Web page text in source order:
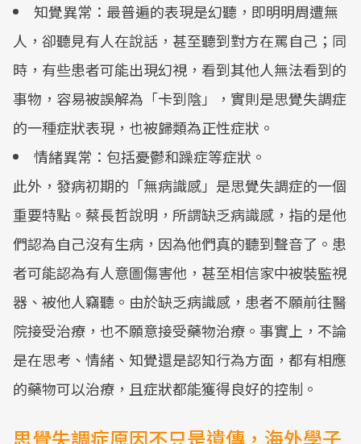
知覺異常：最普遍的表現是幻聽，即明明周遭無
人，卻聽見有人在說話，甚至聽到對方在罵自己；同
時，有些患者可能出現幻視，看到其他人無法看到的
事物，容易被誤解為「卡到陰」，實則是思覺失調症
的一種症狀表現，也被歸類為正性症狀。
情緒異常：包括憂鬱和躁症等症狀。
此外，發病初期的「無病識感」是思覺失調症的一個
重要特點。蔡長哲說明，所謂缺乏病識感，指的是他
們認為自己沒有生病，因為他們真的聽到聲音了。患
者可能認為有人意圖傷害他，甚至相信家中被裝監視
器、被他人竊聽。由於缺乏病識感，患者不願前往醫
院接受治療，也不願意接受藥物治療。事實上，不論
是在思考、情緒、知覺還是認知行為方面，都有相應
的藥物可以治療，且症狀都能獲得良好的控制。
思覺失調症原因不只是遺傳，海外學子